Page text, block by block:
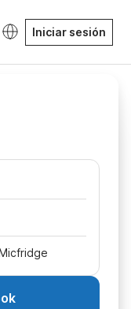
Iniciar sesión